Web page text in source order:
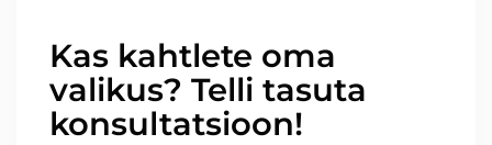
Kas kahtlete oma
valikus? Telli tasuta
konsultatsioon!